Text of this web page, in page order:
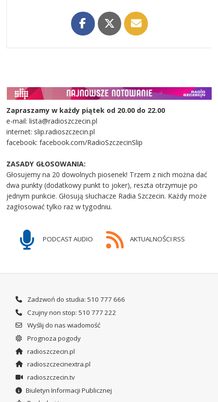
Zapraszamy w każdy piątek od 20.00 do 22.00
e-mail: lista@radioszczecin.pl
internet: slip.radioszczecin.pl
facebook: facebook.com/RadioSzczecinSlip
ZASADY GŁOSOWANIA:
Głosujemy na 20 dowolnych piosenek! Trzem z nich można dać
dwa punkty (dodatkowy punkt to joker), reszta otrzymuje po
jednym punkcie. Głosują słuchacze Radia Szczecin. Każdy może
zagłosować tylko raz w tygodniu.
PODCAST AUDIO AKTUALNOŚCI RSS
Zadzwoń do studia: 510 777 666
Czujny non stop: 510 777 222
Wyślij do nas wiadomość
Prognoza pogody
radioszczecin.pl
radioszczecinextra.pl
radioszczecin.tv
Biuletyn Informacji Publicznej